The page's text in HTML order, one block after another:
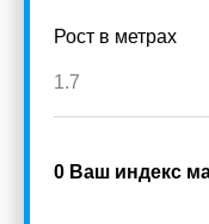
Рост в метрах
0 Ваш индекс